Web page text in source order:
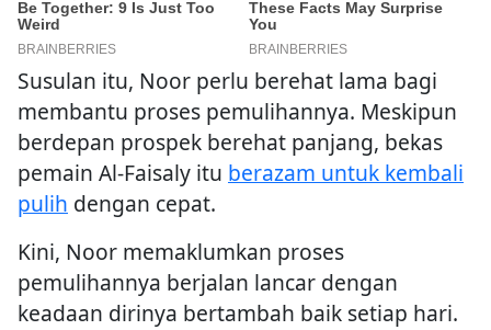
Susulan itu, Noor perlu berehat lama bagi
membantu proses pemulihannya. Meskipun
berdepan prospek berehat panjang, bekas
pemain Al-Faisaly itu berazam untuk kembali
pulih dengan cepat.
Kini, Noor memaklumkan proses
pemulihannya berjalan lancar dengan
keadaan dirinya bertambah baik setiap hari.